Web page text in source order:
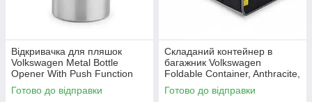
Відкривачка для пляшок
Volkswagen Metal Bottle
Opener With Push Function
NM, артикул
000087703LTJKA
Готово до відправки
Складаний контейнер в
багажник Volkswagen
Foldable Container, Anthracite,
артикул 5H0061104
Готово до відправки